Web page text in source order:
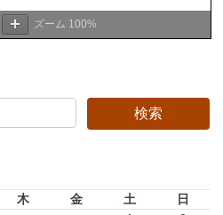
ズーム 100%
木 金 土
日